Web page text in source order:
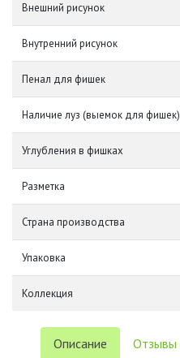
Внешний рисунок
Внутренний рисунок
Пенал для фишек
Наличие луз (выемок для фишек)
Углубления в фишках
Разметка
Страна производства
Упаковка
Коллекция
Описание Отзывы